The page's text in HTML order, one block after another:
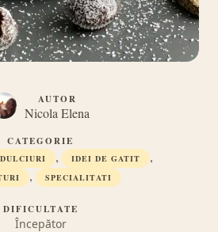
AUTOR
Nicola Elena
CATEGORIE
DULCIURI , IDEI DE GATIT ,
, SPECIALITATI
DIFICULTATE
Începător